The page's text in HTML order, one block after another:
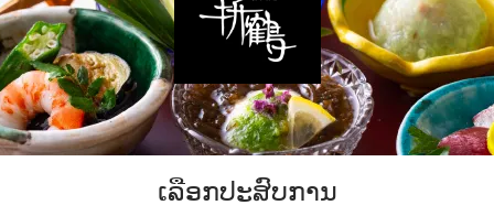
ເລືອກປະສົບການ